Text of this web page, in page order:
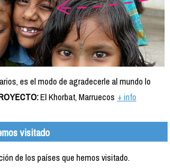
es el modo de agradecerle al mundo lo
El Khorbat, Marruecos + info
visitado
de los países que hemos visitado.